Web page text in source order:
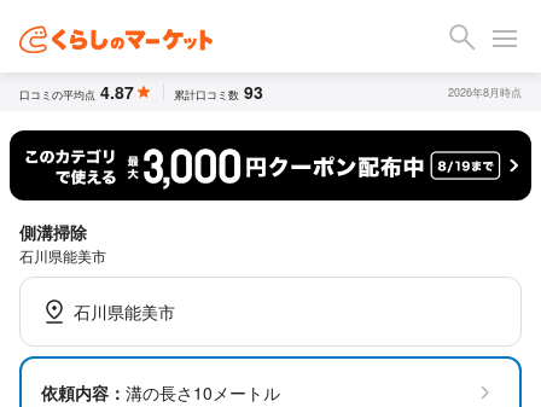
口コミの平均点 4.87 累計口コミ数 93 2026年8月時点
側溝掃除
石川県能美市
石川県能美市
依頼内容： 溝の長さ10メートル